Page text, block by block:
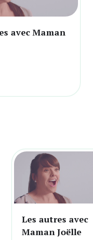
avec Maman
Les autres avec
Maman Joëlle